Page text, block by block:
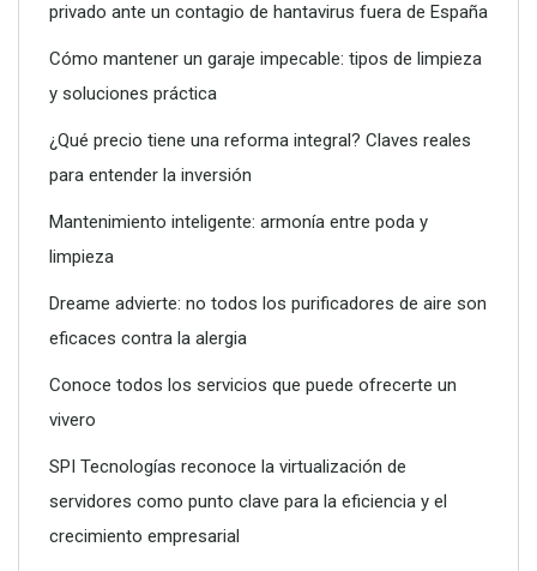
Terrenos limpios, terrenos seguros: la importancia del
desbroce responsable
privado ante un contagio de hantavirus fuera de España
Cómo mantener un garaje impecable: tipos de limpieza
y soluciones práctica
¿Qué precio tiene una reforma integral? Claves reales
para entender la inversión
Mantenimiento inteligente: armonía entre poda y
limpieza
Dreame advierte: no todos los purificadores de aire son
eficaces contra la alergia
Conoce todos los servicios que puede ofrecerte un
vivero
SPI Tecnologías reconoce la virtualización de
servidores como punto clave para la eficiencia y el
crecimiento empresarial